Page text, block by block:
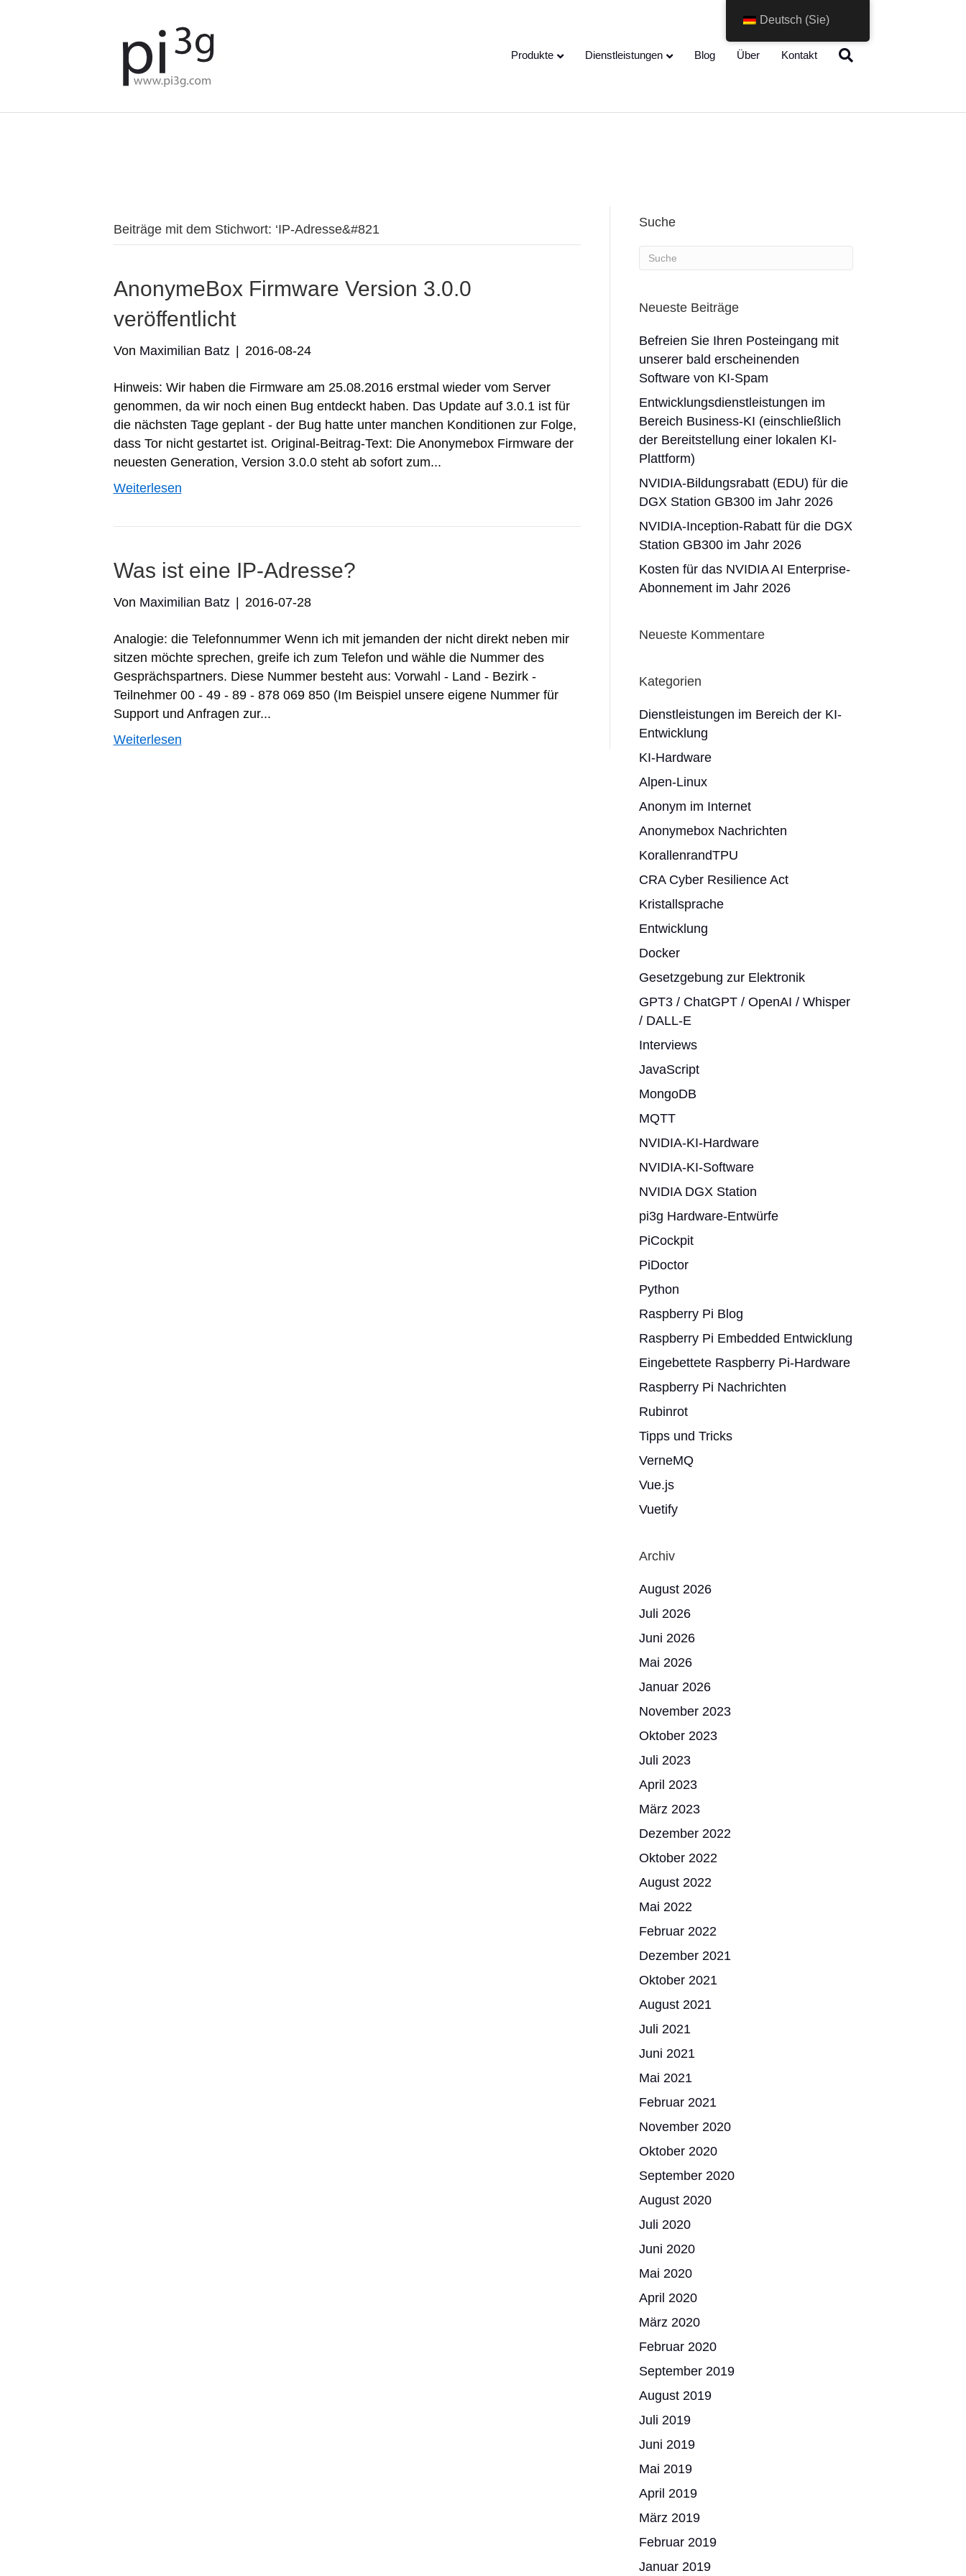
We've detected you might be speaking a different
language. Do you want to change to:
Produkte Dienstleistungen Blog Über Kontakt
Beiträge mit dem Stichwort: ‘IP-Adresse&#821
AnonymeBox Firmware Version 3.0.0
veröffentlicht
Von Maximilian Batz 2016-08-24
Hinweis: Wir haben die Firmware am 25.08.2016 erstmal wieder vom Server
genommen, da wir noch einen Bug entdeckt haben. Das Update auf 3.0.1 ist für
die nächsten Tage geplant - der Bug hatte unter manchen Konditionen zur Folge,
dass Tor nicht gestartet ist. Original-Beitrag-Text: Die Anonymebox Firmware der
neuesten Generation, Version 3.0.0 steht ab sofort zum...
Weiterlesen
Was ist eine IP-Adresse?
Von Maximilian Batz 2016-07-28
Analogie: die Telefonnummer Wenn ich mit jemanden der nicht direkt neben mir
sitzen möchte sprechen, greife ich zum Telefon und wähle die Nummer des
Gesprächspartners. Diese Nummer besteht aus: Vorwahl - Land - Bezirk -
Teilnehmer 00 - 49 - 89 - 878 069 850 (Im Beispiel unsere eigene Nummer für
Support und Anfragen zur...
Weiterlesen
Suche
Neueste Beiträge
Befreien Sie Ihren Posteingang mit
unserer bald erscheinenden
Software von KI-Spam
Entwicklungsdienstleistungen im
Bereich Business-KI (einschließlich
der Bereitstellung einer lokalen KI-
Plattform)
NVIDIA-Bildungsrabatt (EDU) für die
DGX Station GB300 im Jahr 2026
NVIDIA-Inception-Rabatt für die DGX
Station GB300 im Jahr 2026
Kosten für das NVIDIA AI Enterprise-
Abonnement im Jahr 2026
Neueste Kommentare
Kategorien
Dienstleistungen im Bereich der KI-
Entwicklung
KI-Hardware
Alpen-Linux
Anonym im Internet
Anonymebox Nachrichten
KorallenrandTPU
CRA Cyber Resilience Act
Kristallsprache
Entwicklung
Docker
Gesetzgebung zur Elektronik
GPT3 / ChatGPT / OpenAI / Whisper
/ DALL-E
Interviews
JavaScript
MongoDB
MQTT
NVIDIA-KI-Hardware
NVIDIA-KI-Software
NVIDIA DGX Station
pi3g Hardware-Entwürfe
PiCockpit
PiDoctor
Python
Raspberry Pi Blog
Raspberry Pi Embedded Entwicklung
Eingebettete Raspberry Pi-Hardware
Raspberry Pi Nachrichten
Rubinrot
Tipps und Tricks
VerneMQ
Vue.js
Vuetify
Archiv
August 2026
Juli 2026
Juni 2026
Mai 2026
Januar 2026
November 2023
Oktober 2023
Juli 2023
April 2023
März 2023
Dezember 2022
Oktober 2022
August 2022
Mai 2022
Februar 2022
Dezember 2021
Oktober 2021
August 2021
Juli 2021
Juni 2021
Mai 2021
Februar 2021
November 2020
Oktober 2020
September 2020
August 2020
Juli 2020
Juni 2020
Mai 2020
April 2020
März 2020
Februar 2020
September 2019
August 2019
Juli 2019
Juni 2019
Mai 2019
April 2019
März 2019
Februar 2019
Januar 2019
Deutsch (Sie)